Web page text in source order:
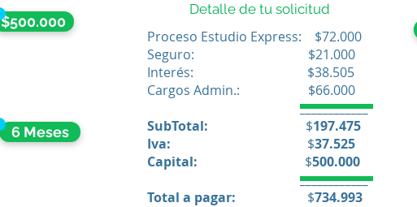
$500.000
6 Meses
Detalle de tu solicitud
Proceso Estudio Express: $72.000
Seguro: $21.000
Interés: $38.505
Cargos Admin.: $66.000
____________
SubTotal: $197.475
Iva: $37.525
Capital: $500.000
____________
Total a pagar: $734.993